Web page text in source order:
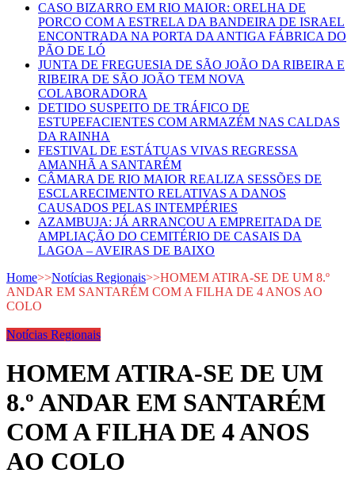
CASO BIZARRO EM RIO MAIOR: ORELHA DE
PORCO COM A ESTRELA DA BANDEIRA DE ISRAEL
ENCONTRADA NA PORTA DA ANTIGA FÁBRICA DO
PÃO DE LÓ
JUNTA DE FREGUESIA DE SÃO JOÃO DA RIBEIRA E
RIBEIRA DE SÃO JOÃO TEM NOVA
COLABORADORA
DETIDO SUSPEITO DE TRÁFICO DE
ESTUPEFACIENTES COM ARMAZÉM NAS CALDAS
DA RAINHA
FESTIVAL DE ESTÁTUAS VIVAS REGRESSA
AMANHÃ A SANTARÉM
CÂMARA DE RIO MAIOR REALIZA SESSÕES DE
ESCLARECIMENTO RELATIVAS A DANOS
CAUSADOS PELAS INTEMPÉRIES
AZAMBUJA: JÁ ARRANCOU A EMPREITADA DE
AMPLIAÇÃO DO CEMITÉRIO DE CASAIS DA
LAGOA – AVEIRAS DE BAIXO
Home>>Notícias Regionais>>HOMEM ATIRA-SE DE UM 8.º
ANDAR EM SANTARÉM COM A FILHA DE 4 ANOS AO
COLO
Notícias Regionais
HOMEM ATIRA-SE DE UM
8.º ANDAR EM SANTARÉM
COM A FILHA DE 4 ANOS
AO COLO